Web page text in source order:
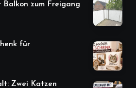
Balkon zum Freigang
für
Zwei Katzen